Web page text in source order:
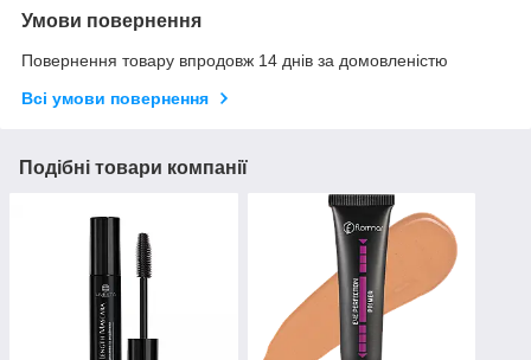
Умови повернення
Повернення товару впродовж 14 днів за домовленістю
Всі умови повернення
Подібні товари компанії